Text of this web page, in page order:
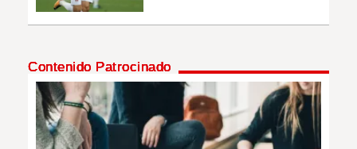
Contenido Patrocinado